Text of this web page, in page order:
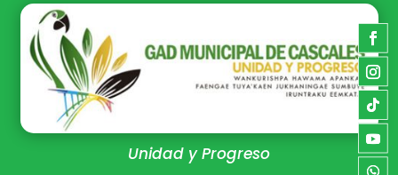
Unidad y Progreso